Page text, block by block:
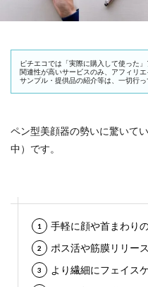
ピチエコでは「実際に購入して使った」
関連性が高いサービスのみ、アフィリエ
サンプル・提供品の紹介等は、一切行っ
ペン型美顔器の勢いに驚いて
中）です。
手軽に顔や首まわり
ポス活や筋膜リリー
より繊細にフェイス